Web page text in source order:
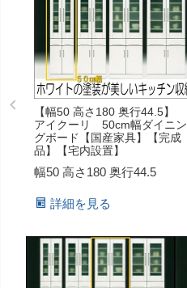
【幅50 高さ180 奥行44.5】
アイクーリ 50cm幅ダイニン
グボード【国産家具】【完成
品】【宅内設置】
幅50 高さ180 奥行44.5
詳細を見る